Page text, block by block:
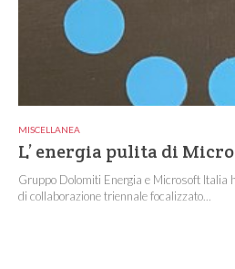
MISCELLANEA
L’ energia pulita di
Gruppo Dolomiti Energia e Microsoft Italia
di collaborazione triennale focalizzato...